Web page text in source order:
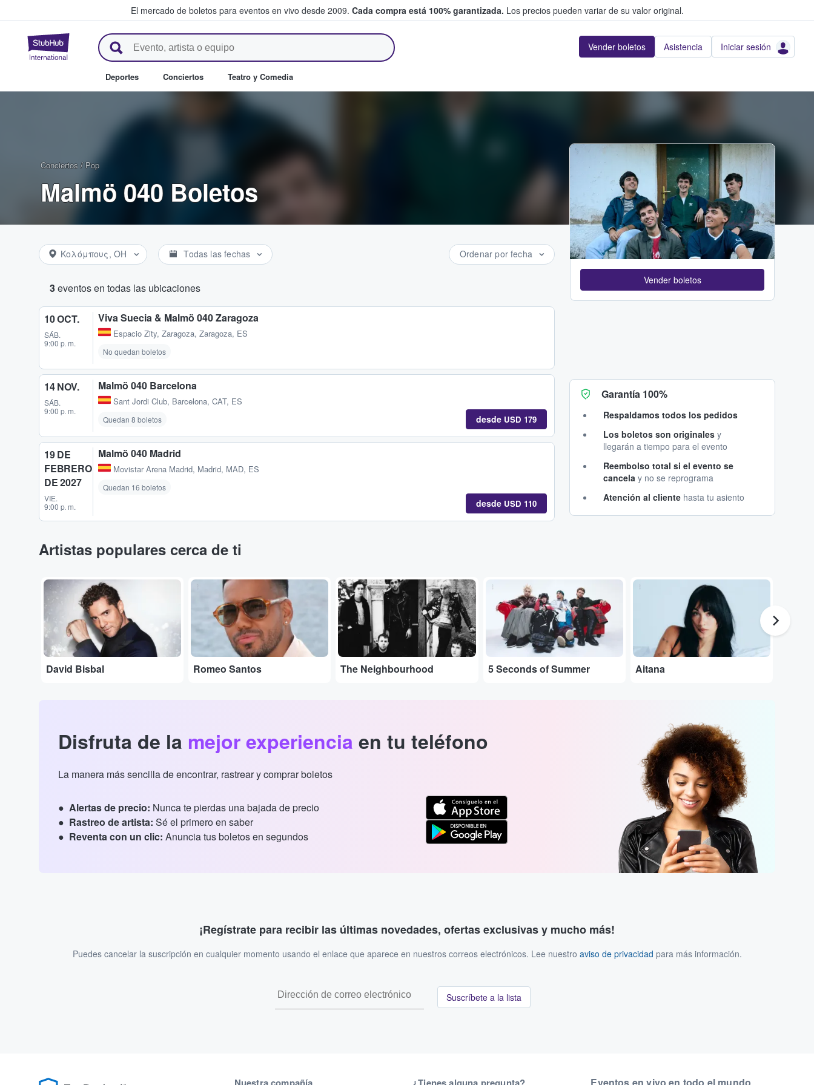
El mercado de boletos para eventos en vivo desde 2009. Cada compra está 100% garantizada. Los precios pueden variar de su valor original.
StubHub: donde los fans compran y venden boletos Vender boletos Asistencia Iniciar sesión
Deportes Conciertos Teatro y Comedia
Conciertos / Pop
Malmö 040 Boletos
Κολόμπους, OH Todas las fechas Ordenar por fecha
3eventos en todas las ubicaciones
10 OCT.
SÁB.
9:00 p. m.
Viva Suecia & Malmö 040 Zaragoza
Espacio Zity, Zaragoza, Zaragoza, ES
No quedan boletos
14 NOV.
SÁB.
9:00 p. m.
Malmö 040 Barcelona
Sant Jordi Club, Barcelona, CAT, ES
Quedan 8 boletos desde USD 179
19 DE
FEBRERO
DE 2027
VIE.
9:00 p. m.
Malmö 040 Madrid
Movistar Arena Madrid, Madrid, MAD, ES
Quedan 16 boletos
desde USD 110
...
Vender boletos
Garantía 100%
Respaldamos todos los pedidos
Los boletos son originales y
llegarán a tiempo para el evento
Reembolso total si el evento se
cancela y no se reprograma
Atención al cliente hasta tu asiento
Artistas populares cerca de ti
...
David Bisbal Romeo Santos
...
The Neighbourhood 5 Seconds of Summer Aitana
Disfruta de la mejor experiencia en tu teléfono
La manera más sencilla de encontrar, rastrear y comprar boletos
Alertas de precio: Nunca te pierdas una bajada de precio
Rastreo de artista: Sé el primero en saber
Reventa con un clic: Anuncia tus boletos en segundos
¡Regístrate para recibir las últimas novedades, ofertas exclusivas y mucho más!
Puedes cancelar la suscripción en cualquier momento usando el enlace que aparece en nuestros correos electrónicos. Lee nuestro aviso de privacidad para más información.
Suscríbete a la lista
Eventos en vivo en todo el mundo